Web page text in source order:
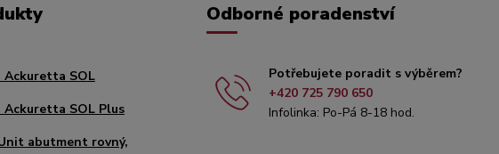
SOL
SOL Plus
abutment rovný,
Odborné poradenství
Potřebujete poradit s výběrem?
+420 725 790 650
Infolinka: Po-Pá 8-18 hod.